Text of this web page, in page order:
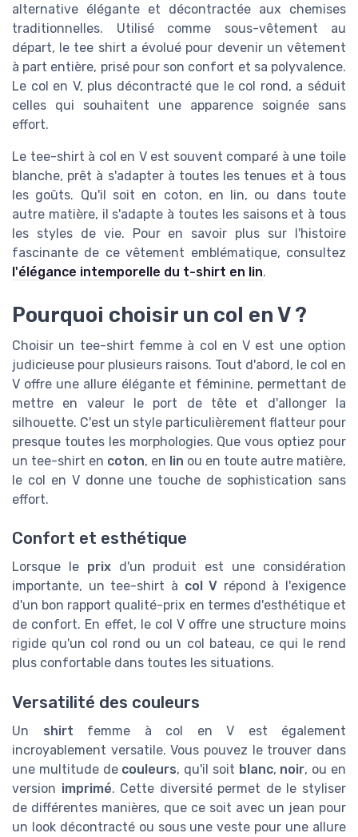
alternative élégante et décontractée aux chemises
traditionnelles. Utilisé comme sous-vêtement au
départ, le tee shirt a évolué pour devenir un vêtement
à part entière, prisé pour son confort et sa polyvalence.
Le col en V, plus décontracté que le col rond, a séduit
celles qui souhaitent une apparence soignée sans
effort.
Le tee-shirt à col en V est souvent comparé à une toile
blanche, prêt à s'adapter à toutes les tenues et à tous
les goûts. Qu'il soit en coton, en lin, ou dans toute
autre matière, il s'adapte à toutes les saisons et à tous
les styles de vie. Pour en savoir plus sur l'histoire
fascinante de ce vêtement emblématique, consultez
l'élégance intemporelle du t-shirt en lin.
Pourquoi choisir un col en V ?
Choisir un tee-shirt femme à col en V est une option
judicieuse pour plusieurs raisons. Tout d'abord, le col en
V offre une allure élégante et féminine, permettant de
mettre en valeur le port de tête et d'allonger la
silhouette. C'est un style particulièrement flatteur pour
presque toutes les morphologies. Que vous optiez pour
un tee-shirt en coton, en lin ou en toute autre matière,
le col en V donne une touche de sophistication sans
effort.
Confort et esthétique
Lorsque le prixd'un produit est une considération
importante, un tee-shirt à col V répond à l'exigence
d'un bon rapport qualité-prix en termes d'esthétique et
de confort. En effet, le col V offre une structure moins
rigide qu'un col rond ou un col bateau, ce qui le rend
plus confortable dans toutes les situations.
Versatilité des couleurs
Un shirt femme à col en V est également
incroyablement versatile. Vous pouvez le trouver dans
une multitude de couleurs, qu'il soit blanc, noir, ou en
version imprimé. Cette diversité permet de le styliser
de différentes manières, que ce soit avec un jean pour
un look décontracté ou sous une veste pour une allure